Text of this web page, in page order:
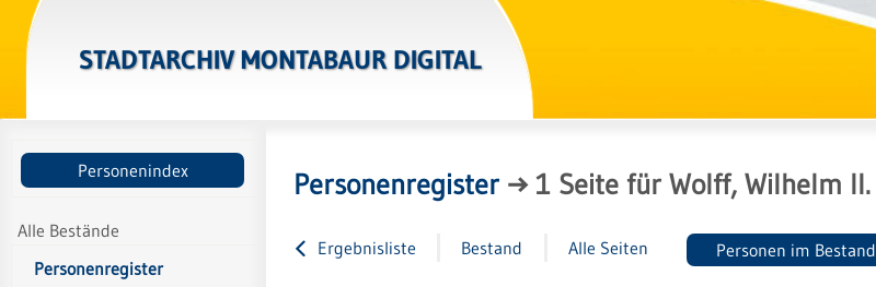
STADTARCHIV MONTABAUR DIGITAL
Personenindex
Alle Bestände
Personenregister
Personenregister→1 Seite für Wolff, Wilhelm II.
Ergebnisliste Bestand Alle Seiten Personen im Bestand